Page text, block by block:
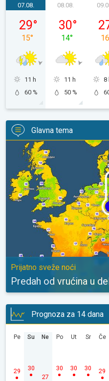
petak, 07. 08.
07.08.
29°
15°
11 h
60 %
08.08.
30°
14°
11 h
50 %
16
8
Glavna tema
Predah od vrućina u delu
Prijatno sveže noći
Predah od vrućina u
Prognoza za 14 dana
Pe
29
Su
30
Ne
27
Po
30
Ut
30
Sr
30
Če
29